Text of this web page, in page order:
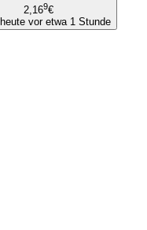
2,169€
heute vor etwa 1 Stunde